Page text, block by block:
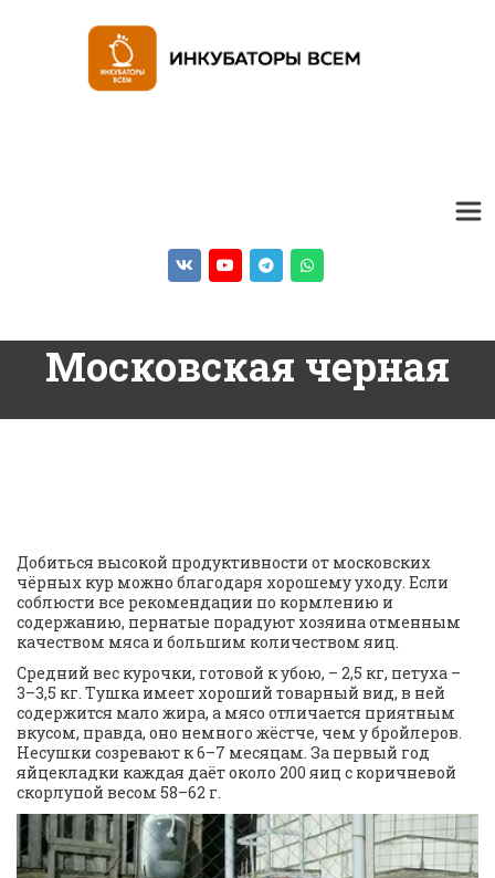
Московская черная
Добиться высокой продуктивности от московских
чёрных кур можно благодаря хорошему уходу. Если
соблюсти все рекомендации по кормлению и
содержанию, пернатые порадуют хозяина отменным
качеством мяса и большим количеством яиц.
Средний вес курочки, готовой к убою, – 2,5 кг, петуха –
3–3,5 кг. Тушка имеет хороший товарный вид, в ней
содержится мало жира, а мясо отличается приятным
вкусом, правда, оно немного жёстче, чем у бройлеров.
Несушки созревают к 6–7 месяцам. За первый год
яйцекладки каждая даёт около 200 яиц с коричневой
скорлупой весом 58–62 г.